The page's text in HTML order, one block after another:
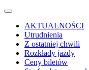
AKTUALNOŚCI
Utrudnienia
Z ostatniej chwili
Rozkłady jazdy
Ceny biletów